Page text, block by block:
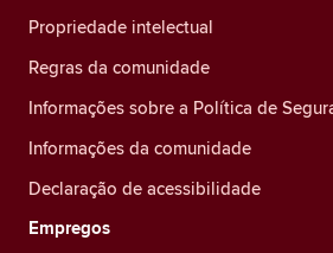
Propriedade intelectual
Regras da comunidade
Informações sobre a Política de
Informações da comunidade
Declaração de acessibilidade
Empregos